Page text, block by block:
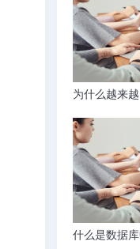
为什么越来
什么是数据